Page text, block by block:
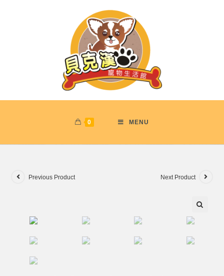
0 MENU
Previous Product Next Product